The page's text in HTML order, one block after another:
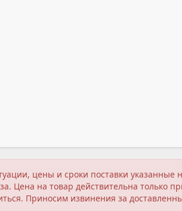
цены и сроки поставки
Цена на товар действительна
Приносим извинения за